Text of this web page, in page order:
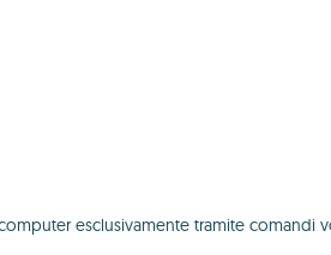
esclusivamente tramite comandi